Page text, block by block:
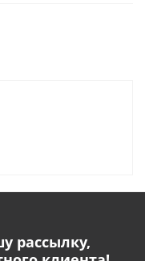
рассылку,